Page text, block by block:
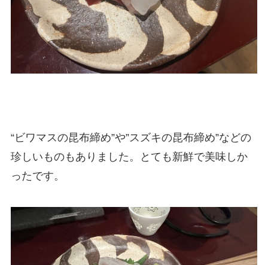
“ビワマスの昆布締め”や”スズキの昆布締め”などの
珍しいものもありました。とても新鮮で美味しか
ったです。